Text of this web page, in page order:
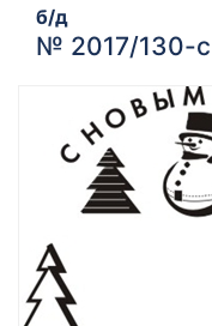
б/д
№ 2017/130-с